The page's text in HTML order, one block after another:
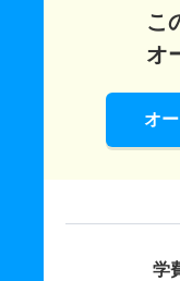
こ
オ
オ
学